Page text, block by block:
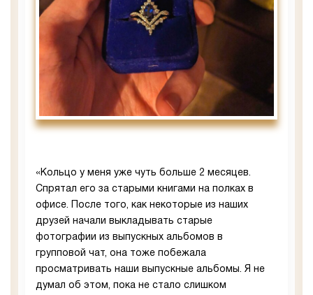
«Кольцо у меня уже чуть больше 2 месяцев.
Спрятал его за старыми книгами на полках в
офисе. После того, как некоторые из наших
друзей начали выкладывать старые
фотографии из выпускных альбомов в
групповой чат, она тоже побежала
просматривать наши выпускные альбомы. Я не
думал об этом, пока не стало слишком